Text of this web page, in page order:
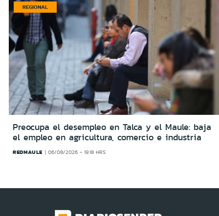
REGIONAL
Preocupa el desempleo en Talca y el Maule: baja
el empleo en agricultura, comercio e industria
REDMAULE 06/08/2026 - 19:18 HRS